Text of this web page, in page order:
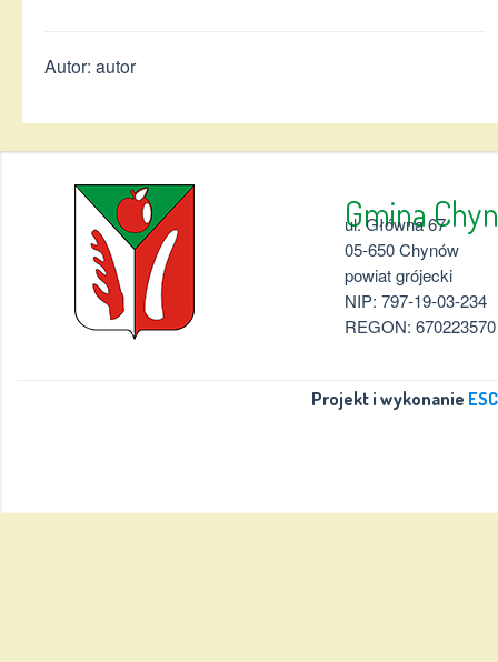
Autor: autor
Gmina
ul. Główna 67
05-650 Chynów
powiat grójecki
NIP: 797-19-03-234
REGON: 670223570
Projekt i wykonanie ESC